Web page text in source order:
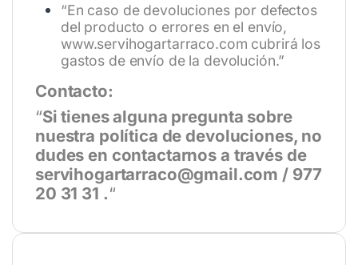
“En caso de devoluciones por defectos
del producto o errores en el envío,
www.servihogartarraco.com cubrirá los
gastos de envío de la devolución.”
Contacto:
“Si tienes alguna pregunta sobre
nuestra política de devoluciones, no
dudes en contactarnos a través de
servihogartarraco@gmail.com / 977
20 31 31 .“